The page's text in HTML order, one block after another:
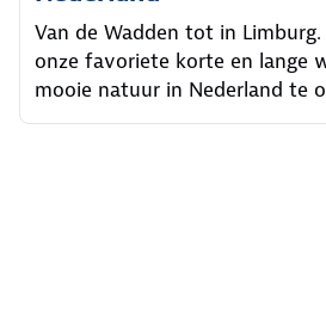
Van de Wadden tot in Limburg.
onze favoriete korte en lange
mooie natuur in Nederland te